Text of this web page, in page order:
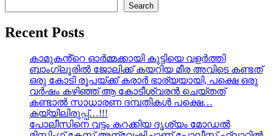
Search
Recent Posts
കാമുകൻ്റെ ഓർമ്മക്കായി കുട്ടിയെ വളർത്തി
ബാംഗ്ലൂരിൽ ജോലിക്ക് കയറിയ മീര അവിടെ കണ്ടത്
ഒരു കോടി രൂപയ്ക്ക് കരാർ ഭാര്യയായി, പക്ഷെ ഒരു
വർഷം കഴിഞ്ഞ് ആ കോടീശ്വരൻ ചെയ്തത്
കണ്ടാൽ സാധാരണ ദമ്പതികൾ പക്ഷെ…
കയ്യിലിരുപ്പ്…!!!
പോലീസിനെ വട്ടം കറക്കിയ ദൃശ്യം മോഡല്‍